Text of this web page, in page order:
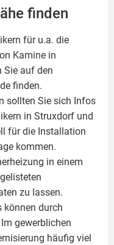
finden
für u.a. die
Kamine in
Sie auf den
finden.
sollten Sie sich Infos
in Struxdorf und
für die Installation
kommen.
in einem
zu lassen.
können durch
gewerblichen
häufig viel